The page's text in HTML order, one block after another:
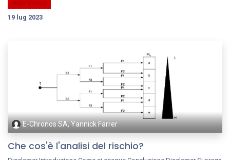
radio timeout
19 lug 2023
E-Chronos SA, Yannick Farrer
Che cos'è l'analisi del rischio?